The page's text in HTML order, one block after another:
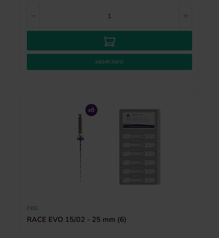
MEHR INFO
FKG
RACE EVO 15/.02 - 25 mm (6)